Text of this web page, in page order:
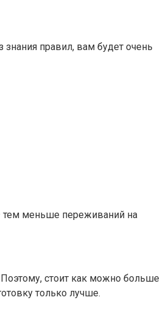
правил, вам будет очень
тем меньше переживаний на
стоит как можно больше
только лучше.